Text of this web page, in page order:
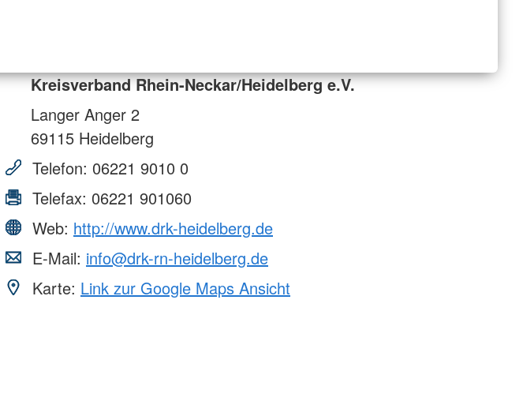
Kreisverband Rhein-Neckar/Heidelberg e.V.
Langer Anger 2
69115 Heidelberg
Telefon: 06221 9010 0
Telefax: 06221 901060
Web: http://www.drk-heidelberg.de
E-Mail: info@drk-rn-heidelberg.de
Karte: Link zur Google Maps Ansicht